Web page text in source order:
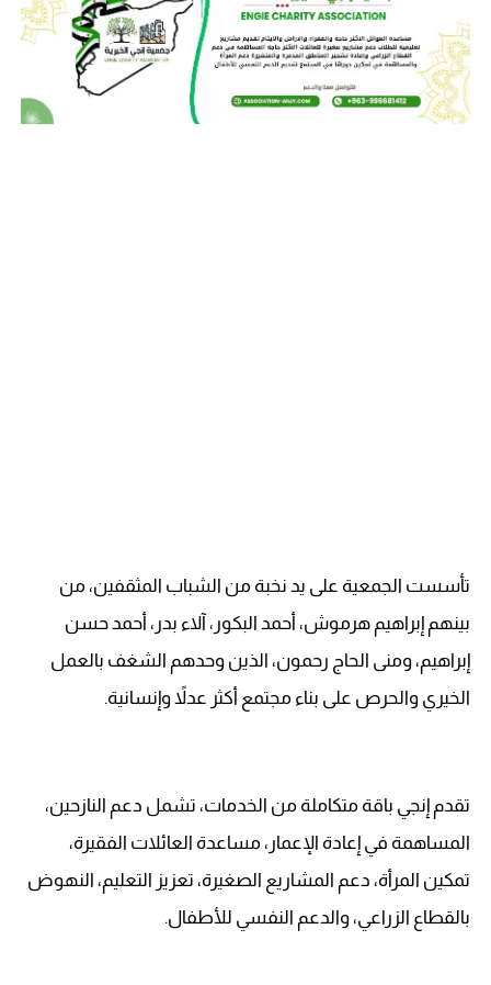
تأسست الجمعية على يد نخبة من الشباب المثقفين، من
بينهم إبراهيم هرموش، أحمد البكور، آلاء بدر، أحمد حسن
إبراهيم، ومنى الحاج رحمون، الذين وحدهم الشغف بالعمل
الخيري والحرص على بناء مجتمع أكثر عدلاً وإنسانية.
تقدم إنجي باقة متكاملة من الخدمات، تشمل دعم النازحين،
المساهمة في إعادة الإعمار، مساعدة العائلات الفقيرة،
تمكين المرأة، دعم المشاريع الصغيرة، تعزيز التعليم، النهوض
بالقطاع الزراعي، والدعم النفسي للأطفال.